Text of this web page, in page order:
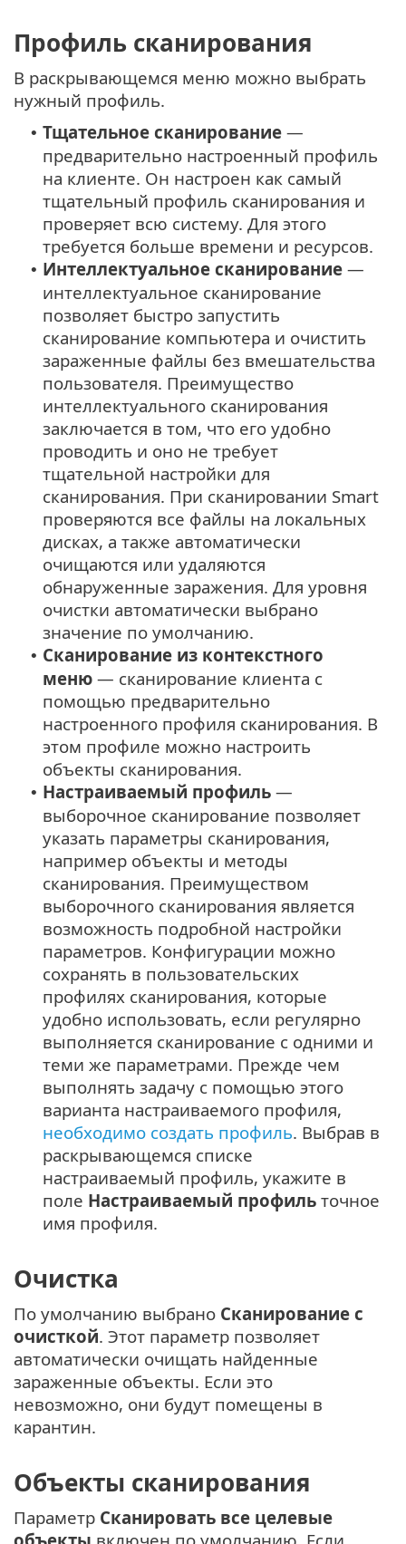
Профиль сканирования
В раскрывающемся меню можно выбрать
нужный профиль.
• Тщательное сканирование —
предварительно настроенный профиль
на клиенте. Он настроен как самый
тщательный профиль сканирования и
проверяет всю систему. Для этого
требуется больше времени и ресурсов.
• Интеллектуальное сканирование —
интеллектуальное сканирование
позволяет быстро запустить
сканирование компьютера и очистить
зараженные файлы без вмешательства
пользователя. Преимущество
интеллектуального сканирования
заключается в том, что его удобно
проводить и оно не требует
тщательной настройки для
сканирования. При сканировании Smart
проверяются все файлы на локальных
дисках, а также автоматически
очищаются или удаляются
обнаруженные заражения. Для уровня
очистки автоматически выбрано
значение по умолчанию.
• Сканирование из контекстного
меню — сканирование клиента с
помощью предварительно
настроенного профиля сканирования. В
этом профиле можно настроить
объекты сканирования.
• Настраиваемый профиль —
выборочное сканирование позволяет
указать параметры сканирования,
например объекты и методы
сканирования. Преимуществом
выборочного сканирования является
возможность подробной настройки
параметров. Конфигурации можно
сохранять в пользовательских
профилях сканирования, которые
удобно использовать, если регулярно
выполняется сканирование с одними и
теми же параметрами. Прежде чем
выполнять задачу с помощью этого
варианта настраиваемого профиля,
необходимо создать профиль. Выбрав в
раскрывающемся списке
настраиваемый профиль, укажите в
поле Настраиваемый профиль точное
имя профиля.
Очистка
По умолчанию выбрано Сканирование с
очисткой. Этот параметр позволяет
автоматически очищать найденные
зараженные объекты. Если это
невозможно, они будут помещены в
карантин.
Объекты сканирования
Параметр Сканировать все целевые
объекты включен по умолчанию. Если